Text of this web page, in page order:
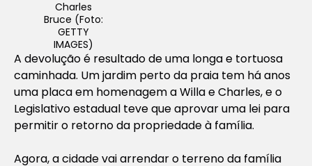
Charles
Bruce (Foto:
GETTY
IMAGES)
A devolução é resultado de uma longa e tortuosa
caminhada. Um jardim perto da praia tem há anos
uma placa em homenagem a Willa e Charles, e o
Legislativo estadual teve que aprovar uma lei para
permitir o retorno da propriedade à família.
Agora, a cidade vai arrendar o terreno da família